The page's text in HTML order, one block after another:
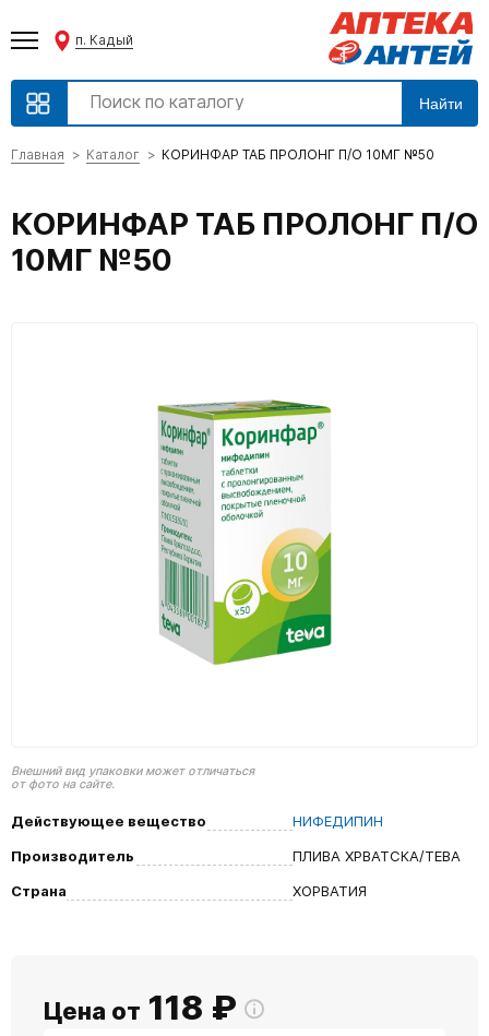
п. Кадый
Найти
Главная Каталог КОРИНФАР ТАБ ПРОЛОНГ П/О 10МГ №50
КОРИНФАР ТАБ ПРОЛОНГ П/О
10МГ №50
Внешний вид упаковки может отличаться
от фото на сайте.
Действующее вещество
НИФЕДИПИН
Производитель
ПЛИВА ХРВАТСКА/ТЕВА
Страна
ХОРВАТИЯ
Цена от 118 ₽